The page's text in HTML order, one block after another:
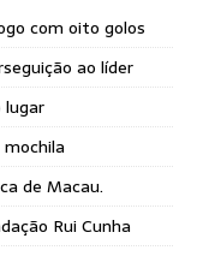
com oito golos
ao líder
lugar
de Macau.
Rui Cunha